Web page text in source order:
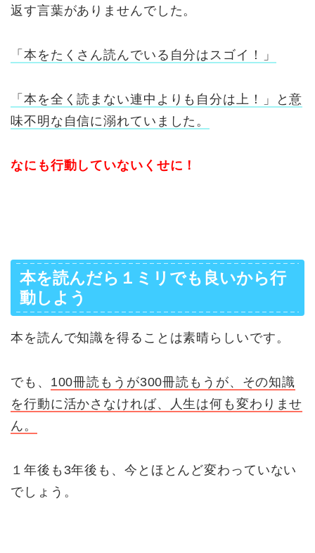
返す言葉がありませんでした。
「本をたくさん読んでいる自分はスゴイ！」
「本を全く読まない連中よりも自分は上！」と意
味不明な自信に溺れていました。
なにも行動していないくせに！
本を読んだら１ミリでも良いから行
動しよう
本を読んで知識を得ることは素晴らしいです。
でも、 100冊読もうが300冊読もうが、その知識
を行動に活かさなければ、人生は何も変わりませ
ん。
１年後も3年後も、今とほとんど変わっていない
でしょう。